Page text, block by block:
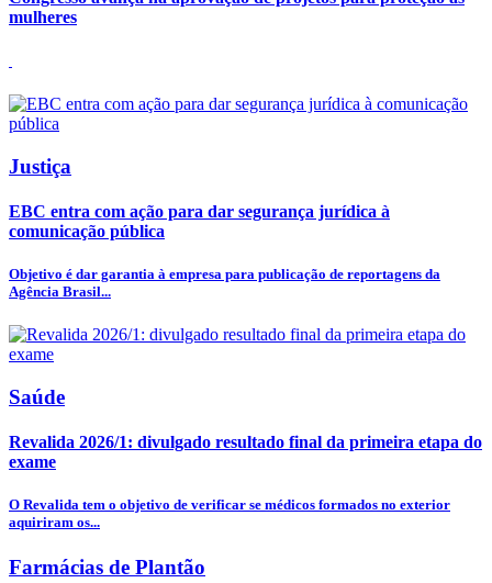
mulheres
Justiça
EBC entra com ação para dar segurança jurídica à
comunicação pública
Objetivo é dar garantia à empresa para publicação de reportagens da
Agência Brasil...
Saúde
Revalida 2026/1: divulgado resultado final da primeira etapa do
exame
O Revalida tem o objetivo de verificar se médicos formados no exterior
aquiriram os...
Farmácias de Plantão